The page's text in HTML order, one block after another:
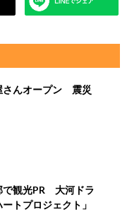
さんオープン 震災
で観光PR 大河ドラ
トプロジェクト」